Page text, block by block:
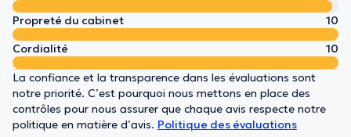
Propreté du cabinet
10
Cordialité
10
La confiance et la transparence dans les évaluations sont
notre priorité. C’est pourquoi nous mettons en place des
contrôles pour nous assurer que chaque avis respecte notre
politique en matière d’avis. Politique des évaluations